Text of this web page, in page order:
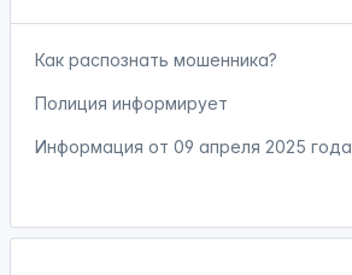
Как распознать мошенника?
Полиция информирует
Информация от 09 апреля 2025 года